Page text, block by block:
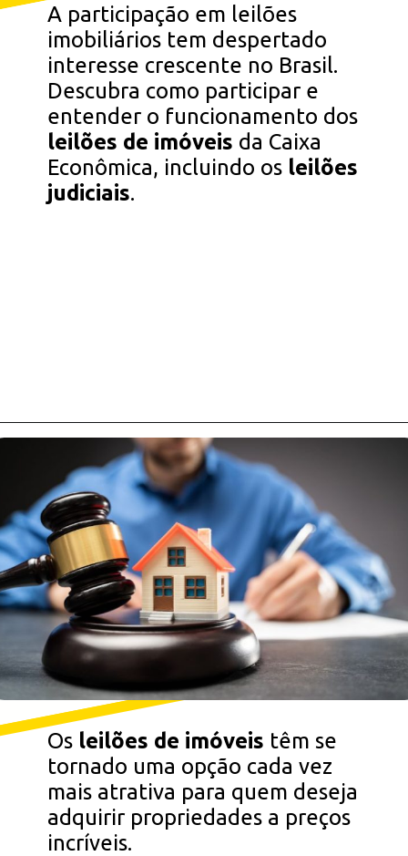
A participação em leilões
imobiliários tem despertado
interesse crescente no Brasil.
Descubra como participar e
entender o funcionamento dos
leilões de imóveis da Caixa
Econômica, incluindo os leilões
judiciais.
Os leilões de imóveis têm se
tornado uma opção cada vez
mais atrativa para quem deseja
adquirir propriedades a preços
incríveis.